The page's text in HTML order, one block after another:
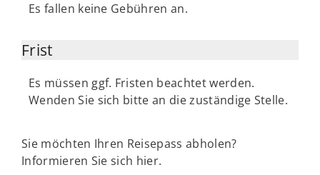
Es fallen keine Gebühren an.
Frist
Es müssen ggf. Fristen beachtet werden.
Wenden Sie sich bitte an die zuständige Stelle.
Sie möchten Ihren Reisepass abholen?
Informieren Sie sich hier.